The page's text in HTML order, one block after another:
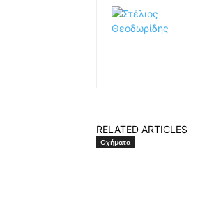
RELATED ARTICLES
Οχήματα